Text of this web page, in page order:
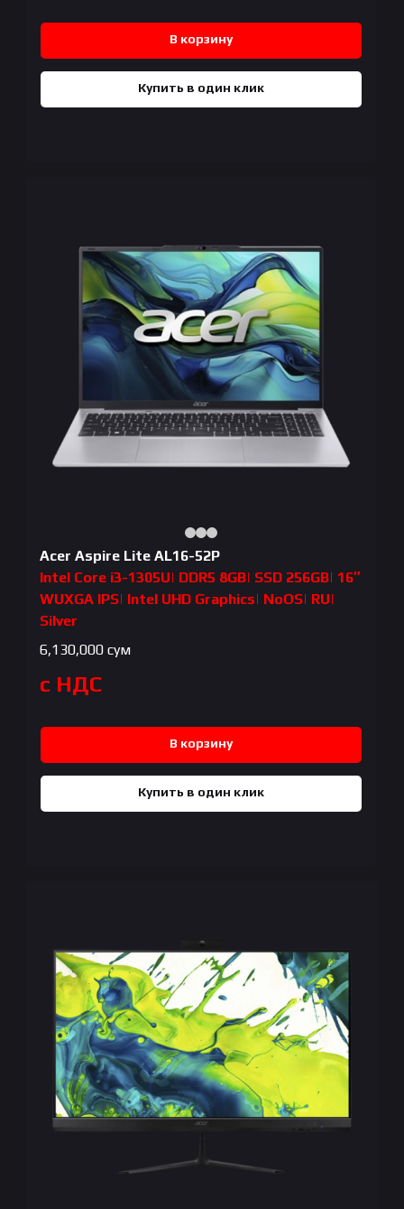
В корзину
Купить в один клик
Acer Aspire Lite AL16-52P
Intel Core i3-1305U| DDR5 8GB| SSD 256GB| 16″
WUXGA IPS| Intel UHD Graphics| NoOS| RU|
Silver
6,130,000 сум
с НДС
В корзину
Купить в один клик